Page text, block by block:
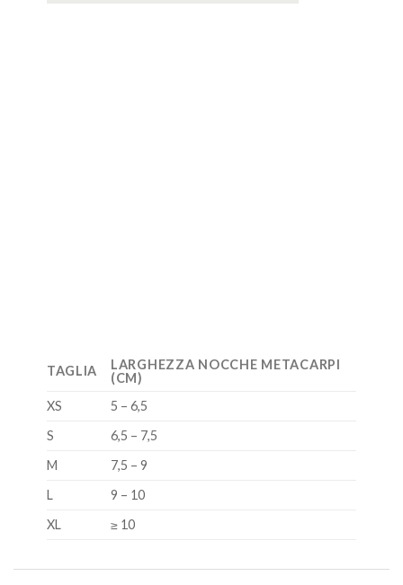
TAGLIA
LARGHEZZA NOCCHE METACARPI
(CM)
XS
5 – 6,5
S
6,5 – 7,5
M
7,5 – 9
L
9 – 10
XL
≥ 10